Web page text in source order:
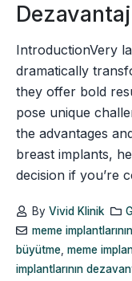
IntroductionVery
dramatically
they offer bold
pose unique
the advantages
breast implants,
decision if you’re
By Vivid Klinik
meme
büyütme meme
implantlarının